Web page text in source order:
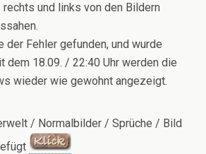
und links von den Bildern
der Fehler gefunden, und wurde
dem 18.09. / 22:40 Uhr werden die
wieder wie gewohnt angezeigt.
/ Normalbilder / Sprüche / Bild